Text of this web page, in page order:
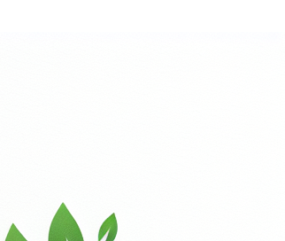
kopen, huren, verkopen,